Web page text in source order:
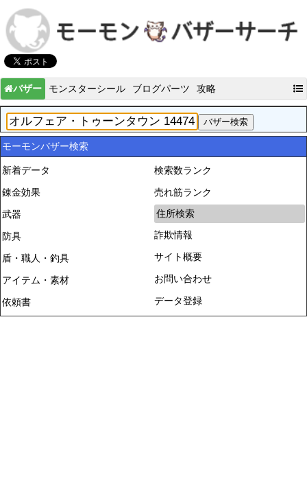
バザー モンスターシール ブログパーツ 攻略
モーモンバザー検索
新着データ
錬金効果
武器
防具
盾・職人・釣具
アイテム・素材
依頼書
検索数ランク
売れ筋ランク
住所検索
詐欺情報
サイト概要
お問い合わせ
データ登録